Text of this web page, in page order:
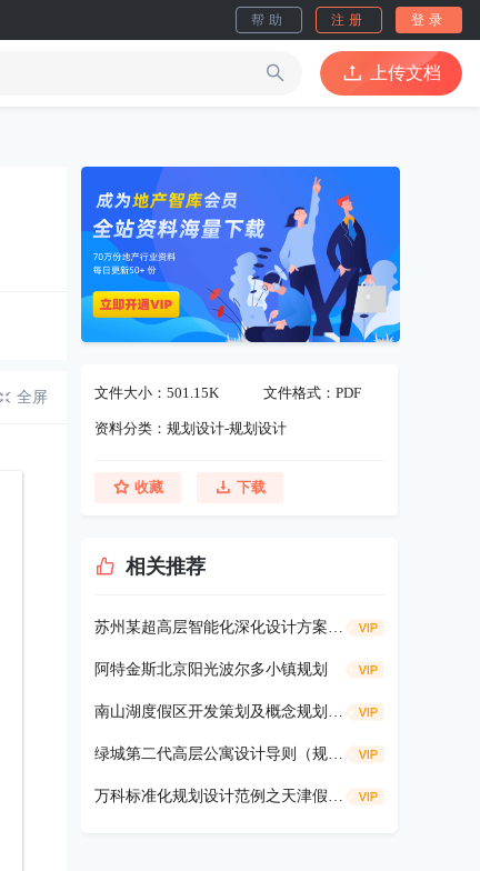
帮助 注册 登录
上传文档
全屏 文件大小：501.15K 文件格式：PDF
资料分类：规划设计-规划设计
收藏 下载
相关推荐
苏州某超高层智能化深化设计方案134P
阿特金斯北京阳光波尔多小镇规划
南山湖度假区开发策划及概念规划75p
绿城第二代高层公寓设计导则（规划设计部）56p
万科标准化规划设计范例之天津假日风